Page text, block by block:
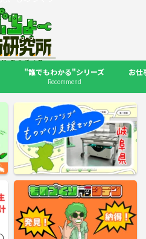
"誰でもわかる"シリーズ
Recommend
お仕